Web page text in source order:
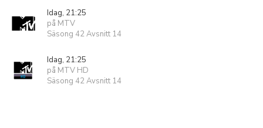
Idag, 21:25
på MTV
Säsong 42 Avsnitt 14
Idag, 21:25
på MTV HD
Säsong 42 Avsnitt 14